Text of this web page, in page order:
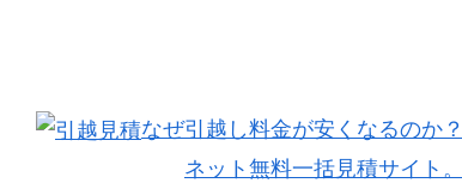
なぜ引越し料金が安くなるのか？
ネット無料一括見積サイト。